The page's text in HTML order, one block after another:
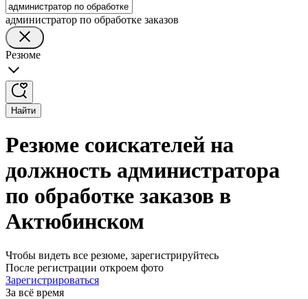
администратор по обработке заказов
Резюме
Найти
Резюме соискателей на
должность администратора
по обработке заказов в
Актюбинском
Чтобы видеть все резюме, зарегистрируйтесь
После регистрации откроем фото
Зарегистрироваться
За всё время